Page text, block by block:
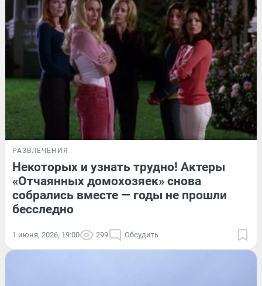
РАЗВЛЕЧЕНИЯ
Некоторых и узнать трудно! Актеры
«Отчаянных домохозяек» снова
собрались вместе — годы не прошли
бесследно
1 июня, 2026, 19:00 299 Обсудить